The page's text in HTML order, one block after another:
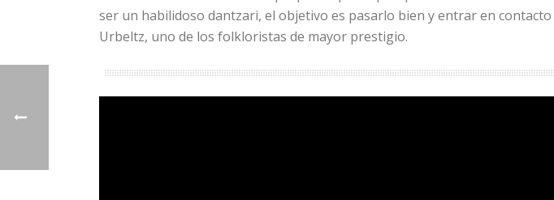
ser un habilidoso dantzari, el objetivo es pasarlo bien y entrar en
Urbeltz, uno de los folkloristas de mayor prestigio.